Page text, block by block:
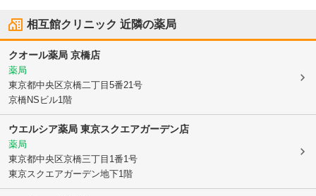
相互館クリニック 近隣の薬局
クオール薬局 京橋店
薬局
東京都中央区京橋二丁目5番21号
京橋NSビル1階
ウエルシア薬局 東京スクエアガーデン店
薬局
東京都中央区京橋三丁目1番1号
東京スクエアガーデン地下1階